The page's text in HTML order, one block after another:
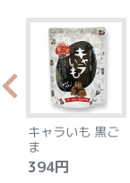
キャラいも 黒ご
ま
394円